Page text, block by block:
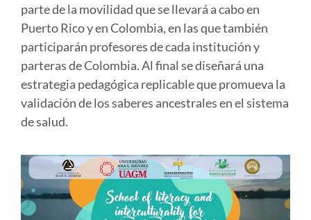
parte de la movilidad que se llevará a cabo en
Puerto Rico y en Colombia, en las que también
participarán profesores de cada institución y
parteras de Colombia. Al final se diseñará una
estrategia pedagógica replicable que promueva la
validación de los saberes ancestrales en el sistema
de salud.